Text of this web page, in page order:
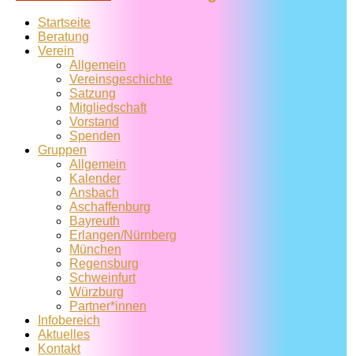
Startseite
Beratung
Verein
Allgemein
Vereins­geschichte
Satzung
Mitglied­schaft
Vorstand
Spenden
Gruppen
Allgemein
Kalender
Ansbach
Aschaffenburg
Bayreuth
Erlangen/Nürnberg
München
Regensburg
Schweinfurt
Würzburg
Partner*innen
Infobereich
Aktuelles
Kontakt